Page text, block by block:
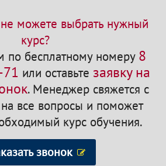
можете выбрать нужный
курс?
по бесплатному номеру 8
или оставьте заявку на
.Менеджер свяжется с
на все вопросы и поможет
курс обучения.
звонок